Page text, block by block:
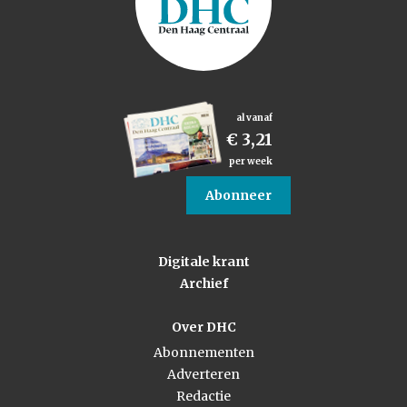
al vanaf
€ 3,21
per week
Abonneer
Digitale krant
Archief
Over DHC
Abonnementen
Adverteren
Redactie